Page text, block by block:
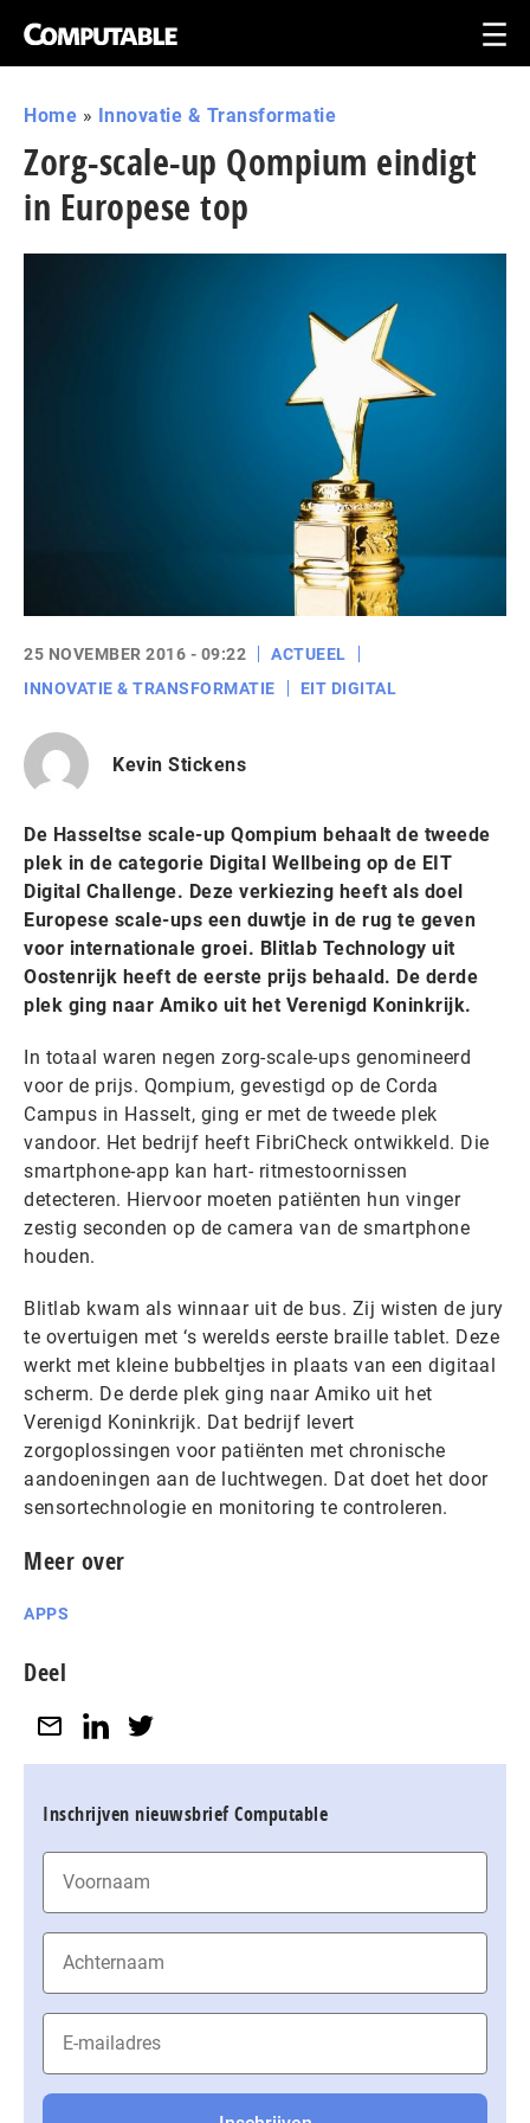
Home » Innovatie & Transformatie
Zorg-scale-up Qompium eindigt
in Europese top
25 NOVEMBER 2016 - 09:22
ACTUEEL
INNOVATIE & TRANSFORMATIE
EIT DIGITAL
Kevin Stickens
De Hasseltse scale-up Qompium behaalt de tweede
plek in de categorie Digital Wellbeing op de EIT
Digital Challenge. Deze verkiezing heeft als doel
Europese scale-ups een duwtje in de rug te geven
voor internationale groei. Blitlab Technology uit
Oostenrijk heeft de eerste prijs behaald. De derde
plek ging naar Amiko uit het Verenigd Koninkrijk.
In totaal waren negen zorg-scale-ups genomineerd
voor de prijs. Qompium, gevestigd op de Corda
Campus in Hasselt, ging er met de tweede plek
vandoor. Het bedrijf heeft FibriCheck ontwikkeld. Die
smartphone-app kan hart- ritmestoornissen
detecteren. Hiervoor moeten patiënten hun vinger
zestig seconden op de camera van de smartphone
houden.
Blitlab kwam als winnaar uit de bus. Zij wisten de jury
te overtuigen met ‘s werelds eerste braille tablet. Deze
werkt met kleine bubbeltjes in plaats van een digitaal
scherm. De derde plek ging naar Amiko uit het
Verenigd Koninkrijk. Dat bedrijf levert
zorgoplossingen voor patiënten met chronische
aandoeningen aan de luchtwegen. Dat doet het door
sensortechnologie en monitoring te controleren.
Meer over
APPS
Deel
Inschrijven nieuwsbrief Computable